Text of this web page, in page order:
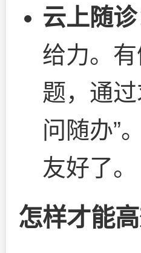
云上随诊
给力。
题，通
问随办”
友好了。
怎样才能高